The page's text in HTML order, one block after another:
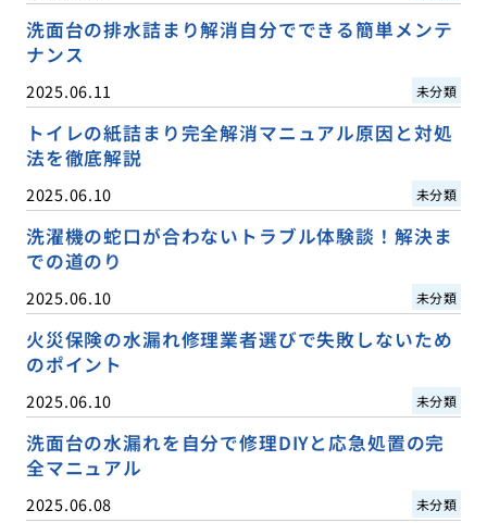
洗面台の排水詰まり解消自分でできる簡単メンテ
ナンス
2025.06.11 未分類
トイレの紙詰まり完全解消マニュアル原因と対処
法を徹底解説
2025.06.10 未分類
洗濯機の蛇口が合わないトラブル体験談！解決ま
での道のり
2025.06.10 未分類
火災保険の水漏れ修理業者選びで失敗しないため
のポイント
2025.06.10 未分類
洗面台の水漏れを自分で修理DIYと応急処置の完
全マニュアル
2025.06.08 未分類